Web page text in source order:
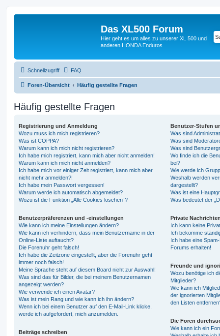
Das XL500 Forum
Hier geht es um alles zu unserer XL 500 und
anderen HONDA Enduros
Schnellzugriff FAQ
Foren-Übersicht Häufig gestellte Fragen
Häufig gestellte Fragen
Registrierung und Anmeldung
Wozu muss ich mich registrieren?
Was ist COPPA?
Warum kann ich mich nicht registrieren?
Ich habe mich registriert, kann mich aber nicht anmelden!
Warum kann ich mich nicht anmelden?
Ich habe mich vor einiger Zeit registriert, kann mich aber
nicht mehr anmelden?!
Ich habe mein Passwort vergessen!
Warum werde ich automatisch abgemeldet?
Wozu ist die Funktion „Alle Cookies löschen“?
Benutzerpräferenzen und -einstellungen
Wie kann ich meine Einstellungen ändern?
Wie kann ich verhindern, dass mein Benutzername in der
Online-Liste auftaucht?
Die Forenuhr geht falsch!
Ich habe die Zeitzone eingestellt, aber die Forenuhr geht
immer noch falsch!
Meine Sprache steht auf diesem Board nicht zur Auswahl!
Was sind das für Bilder, die bei meinem Benutzernamen
angezeigt werden?
Wie verwende ich einen Avatar?
Was ist mein Rang und wie kann ich ihn ändern?
Wenn ich bei einem Benutzer auf den E-Mail-Link klicke,
werde ich aufgefordert, mich anzumelden.
Beiträge schreiben
Benutzer-Stufen
Was sind
Was sind
Was sind
Wo finde ich die
bei?
Wie werde ich
Weshalb werden
dargestellt?
Was ist eine
Was bedeutet der
Private
Ich kann keine
Ich bekomme
Ich habe eine
Forums erhalten!
Freunde und
Wozu benötige ich
Mitglieder?
Wie kann ich
der ignorierten
den Listen
Die Foren
Wie kann ich ein